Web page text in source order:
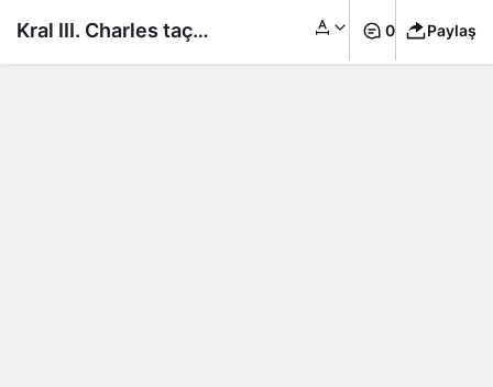
Kral III. Charles taç 0 Paylaş